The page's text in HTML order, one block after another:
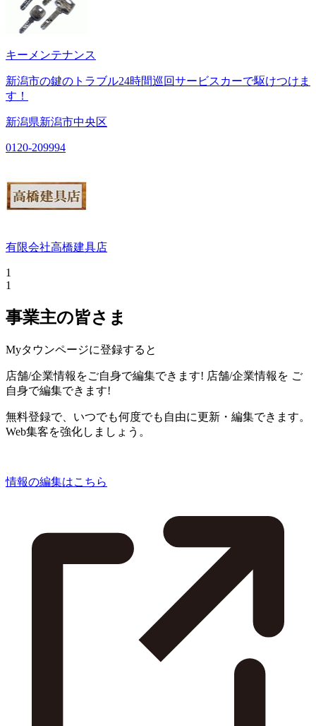
キーメンテナンス
新潟市の鍵のトラブル24時間巡回サービスカーで駆けつけま
す！
新潟県新潟市中央区
0120-209994
有限会社高橋建具店
1
1
事業主の皆さま
Myタウンページに登録すると
店舗/企業情報をご自身で編集できます! 店舗/企業情報を ご
自身で編集できます!
無料登録で、いつでも何度でも自由に更新・編集できます。
Web集客を強化しましょう。
情報の編集はこちら